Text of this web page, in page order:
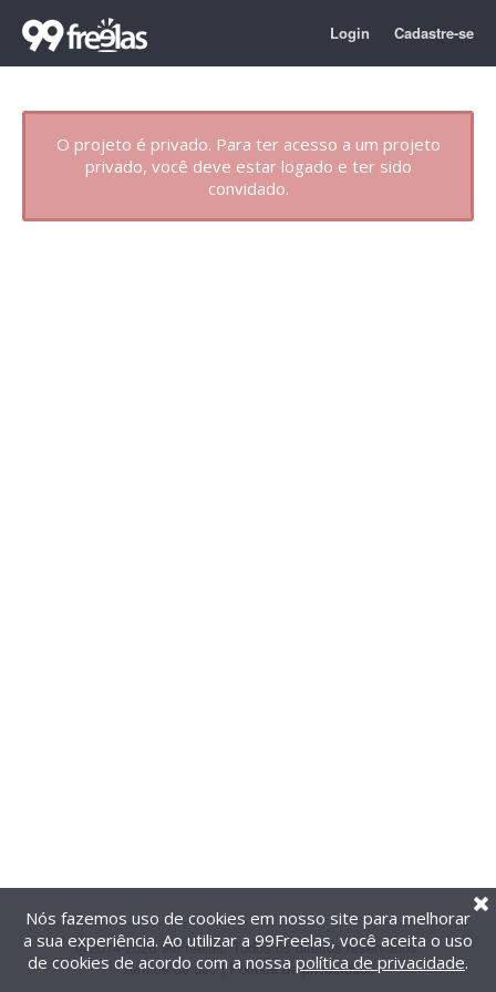
Login Cadastre-se
O projeto é privado. Para ter acesso a um projeto
privado, você deve estar logado e ter sido
convidado.
@2014-2026 99Freelas. Todos os direitos reservados.
Termos de uso| Política de privacidade
Nós fazemos uso de cookies em nosso site para melhorar
a sua experiência. Ao utilizar a 99Freelas, você aceita o uso
de cookies de acordo com a nossa política de privacidade.